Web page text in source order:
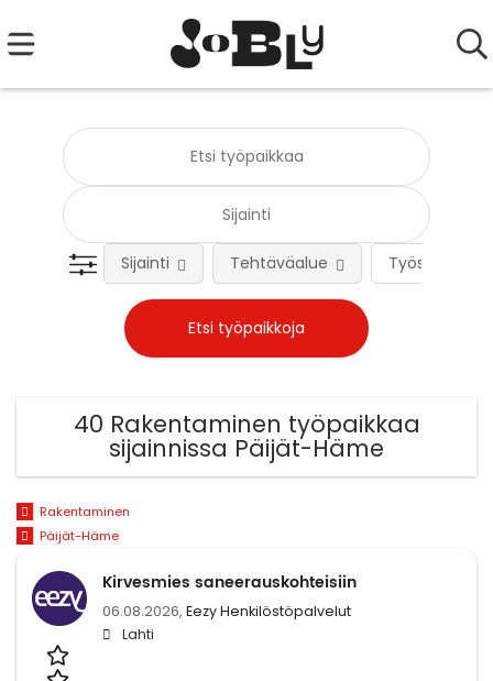
Työsuhteen
Sijainti Tehtäväalue
40 Rakentaminen työpaikkaa
sijainnissa Päijät-Häme
Rakentaminen
Päijät-Häme
Kirvesmies saneerauskohteisiin
06.08.2026, Eezy Henkilöstöpalvelut
Lahti